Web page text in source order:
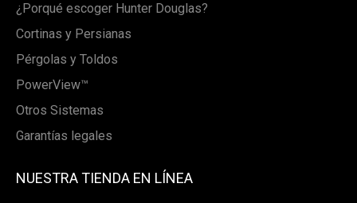
¿Porqué escoger Hunter Douglas?
Cortinas y Persianas
Pérgolas y Toldos
PowerView™
Otros Sistemas
Garantías legales
NUESTRA TIENDA EN LÍNEA